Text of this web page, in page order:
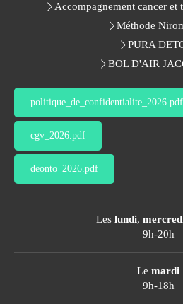
Accompagnement cancer et
Méthode
PURA
BOL D'AIR
politique_de_confidentialite_2026.pdf
cgv_2026.pdf
deonto_2026.pdf
Les lundi,
9h-20h
Le mardi
9h-18h